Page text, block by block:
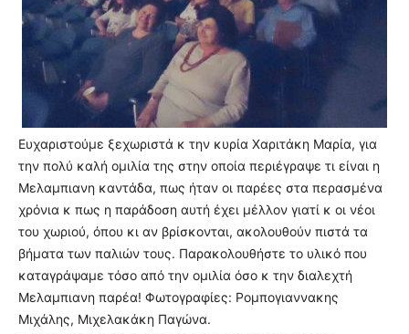
Ευχαριστούμε ξεχωριστά κ την κυρία Χαριτάκη Μαρία, για
την πολύ καλή ομιλία της στην οποία περιέγραψε τι είναι η
Μελαμπιανη καντάδα, πως ήταν οι παρέες στα περασμένα
χρόνια κ πως η παράδοση αυτή έχει μέλλον γιατί κ οι νέοι
του χωριού, όπου κι αν βρίσκονται, ακολουθούν πιστά τα
βήματα των παλιών τους. Παρακολουθήστε το υλικό που
καταγράψαμε τόσο από την ομιλία όσο κ την διαλεχτή
Μελαμπιανη παρέα! Φωτογραφίες: Ρομπογιαννακης
Μιχάλης, Μιχελακάκη Παγώνα.